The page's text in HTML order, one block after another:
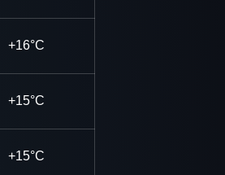
+16°C
+15°C
+15°C